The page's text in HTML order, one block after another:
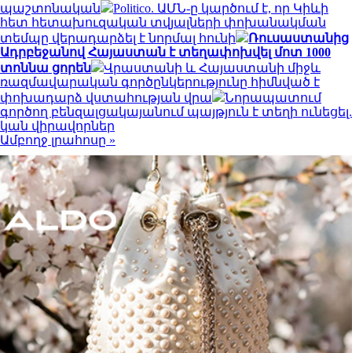
պաշտոնական
Politico. ԱՄՆ-ը կարծում է, որ Կիևի
հետ հետախուզական տվյալների փոխանակման
տեմպը վերադարձել է նորմալ հունի
Ռուսաստանից
Ադրբեջանով Հայաստան է տեղափոխվել մոտ 1000
տոննա ցորեն
Վրաստանի և Հայաստանի միջև
ռազմավարական գործընկերությունը հիմնված է
փոխադարձ վստահության վրա
Նորապատում
գործող բենզալցակայանում պայթյուն է տեղի ունեցել.
կան վիրավորներ
Ամբողջ լրահոսը »